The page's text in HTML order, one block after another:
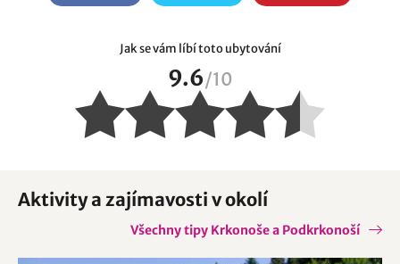
Můžete třeba vyjet lanovkou na Černou horu, je zde
rozhledna
. Nebo zažít trochu adrenalinu v
lanovém parku. A samozřejmě nezapomeňte navštívit
stezku korunami stromů
. Projít se můžete i do centra
Jak se vám líbí toto ubytování
9.6/10
Aktivity a zajímavosti v okolí
Všechny tipy Krkonoše a Podkrkonoší